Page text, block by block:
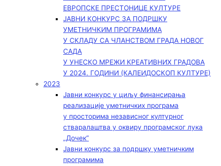
ЕВРОПСКЕ ПРЕСТОНИЦЕ КУЛТУРЕ
ЈАВНИ КОНКУРС ЗА ПОДРШКУ
УМЕТНИЧКИМ ПРОГРАМИМА
У СКЛАДУ СА ЧЛАНСТВОМ ГРАДА НОВОГ
САДА
У УНЕСКО МРЕЖИ КРЕАТИВНИХ ГРАДОВА
У 2024. ГОДИНИ (КАЛЕИДОСКОП КУЛТУРЕ)
2023
Јавни конкурс у циљу финансирања
реализације уметничких програма
у просторима независног културног
стваралаштва у оквиру програмског лука
„Дочек”
Јавни конкурс за подршку уметничким
програмима